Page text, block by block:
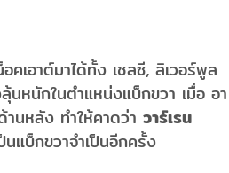
เอาต์มาได้ทั้ง เชลซี, ลิเวอร์พูล
หนักในตำแหน่งแบ็กขวา เมื่อ อา
นหลัง ทำให้คาดว่า วาร์เรน
แบ็กขวาจำเป็นอีกครั้ง